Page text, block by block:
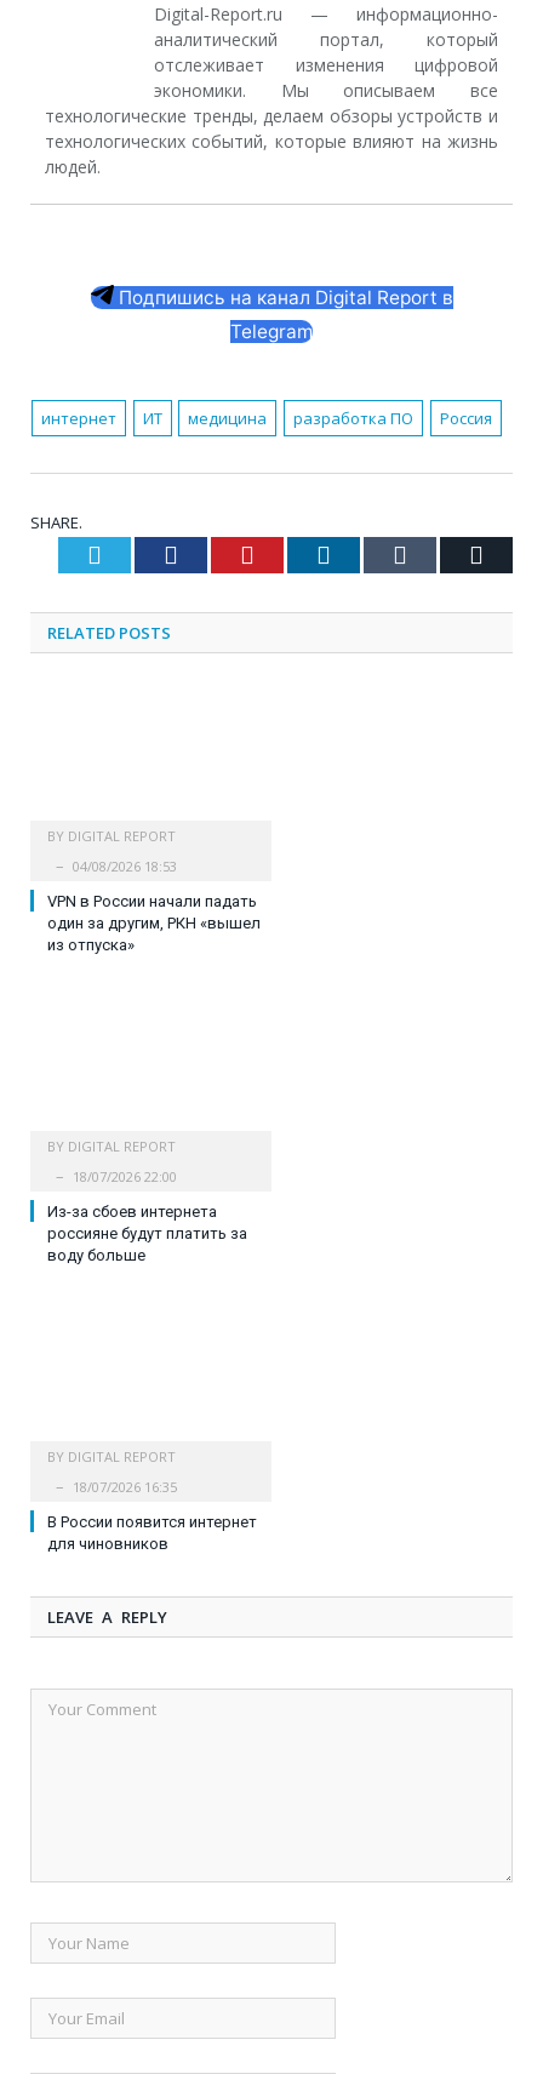
Digital-Report.ru — информационно-
аналитический портал, который
отслеживает изменения цифровой
экономики. Мы описываем все
технологические тренды, делаем обзоры устройств и
технологических событий, которые влияют на жизнь
людей.
Подпишись на канал Digital Report в
Telegram
интернет ИТ медицина разработка ПО Россия
SHARE.
Twitter Facebook Pinterest LinkedIn Tumblr
RELATED POSTS
BY DIGITAL REPORT
04/08/2026 18:53
VPN в России начали падать
один за другим, РКН «вышел
из отпуска»
BY DIGITAL REPORT
18/07/2026 22:00
Из-за сбоев интернета
россияне будут платить за
воду больше
BY DIGITAL REPORT
18/07/2026 16:35
В России появится интернет
для чиновников
LEAVE A REPLY